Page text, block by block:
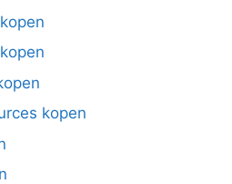
kopen